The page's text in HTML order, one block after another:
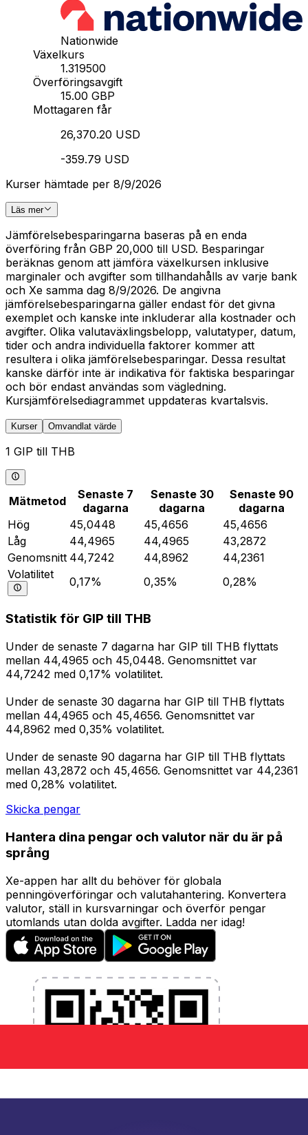
Nationwide
Växelkurs
1.319500
Överföringsavgift
15.00 GBP
Mottagaren får
26,370.20 USD
-359.79 USD
Kurser hämtade per 8/9/2026
Läs mer
Jämförelsebesparingarna baseras på en enda
överföring från GBP 20,000 till USD. Besparingar
beräknas genom att jämföra växelkursen inklusive
marginaler och avgifter som tillhandahålls av varje bank
och Xe samma dag 8/9/2026. De angivna
jämförelsebesparingarna gäller endast för det givna
exemplet och kanske inte inkluderar alla kostnader och
avgifter. Olika valutaväxlingsbelopp, valutatyper, datum,
tider och andra individuella faktorer kommer att
resultera i olika jämförelsebesparingar. Dessa resultat
kanske därför inte är indikativa för faktiska besparingar
och bör endast användas som vägledning.
Kursjämförelsediagrammet uppdateras kvartalsvis.
Kurser Omvandlat värde
1 GIP till THB
Mätmetod
Senaste 7
dagarna
Senaste 30
dagarna
Senaste 90
dagarna
Hög
45,0448 45,4656
45,4656
Låg
44,4965 44,4965
43,2872
Genomsnitt 44,7242 44,8962
44,2361
Volatilitet
0,17% 0,35% 0,28%
Statistik för GIP till THB
Under de senaste 7 dagarna har GIP till THB flyttats
mellan 44,4965 och 45,0448. Genomsnittet var
44,7242 med 0,17% volatilitet.
Under de senaste 30 dagarna har GIP till THB flyttats
mellan 44,4965 och 45,4656. Genomsnittet var
44,8962 med 0,35% volatilitet.
Under de senaste 90 dagarna har GIP till THB flyttats
mellan 43,2872 och 45,4656. Genomsnittet var 44,2361
med 0,28% volatilitet.
Skicka pengar
Hantera dina pengar och valutor när du är på
språng
Xe-appen har allt du behöver för globala
penningöverföringar och valutahantering. Konvertera
valutor, ställ in kursvarningar och överför pengar
utomlands utan dolda avgifter. Ladda ner idag!